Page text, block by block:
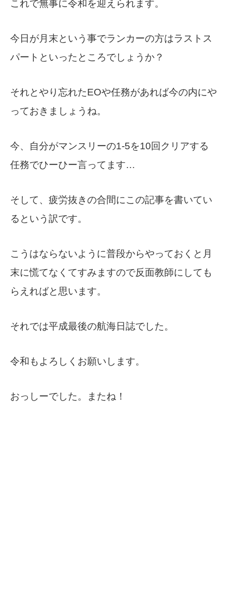
これで無事に令和を迎えられます。
今日が月末という事でランカーの方はラストス
パートといったところでしょうか？
それとやり忘れたEOや任務があれば今の内にや
っておきましょうね。
今、自分がマンスリーの1-5を10回クリアする
任務でひーひー言ってます…
そして、疲労抜きの合間にこの記事を書いてい
るという訳です。
こうはならないように普段からやっておくと月
末に慌てなくてすみますので反面教師にしても
らえればと思います。
それでは平成最後の航海日誌でした。
令和もよろしくお願いします。
おっしーでした。またね！